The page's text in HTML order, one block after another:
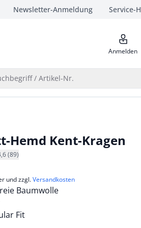
Newsletter-Anmeldung Service-
Anmelden
/ Artikel-Nr.
Hemd Kent-Kragen
(89)
und zzgl.Versandkosten
Baumwolle
Fit